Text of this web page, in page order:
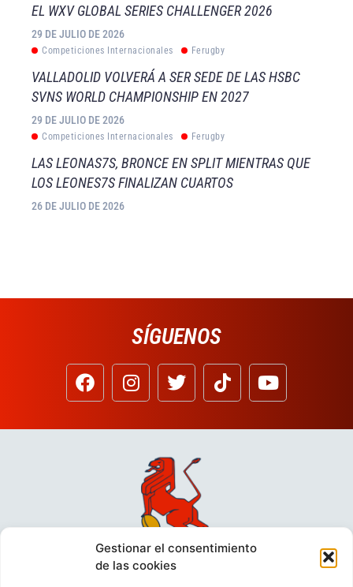
Gestionar el consentimiento
de las cookies
EL WXV GLOBAL SERIES CHALLENGER 2026
29 DE JULIO DE 2026
Competiciones Internacionales Ferugby
VALLADOLID VOLVERÁ A SER SEDE DE LAS HSBC
SVNS WORLD CHAMPIONSHIP EN 2027
29 DE JULIO DE 2026
Competiciones Internacionales Ferugby
LAS LEONAS7S, BRONCE EN SPLIT MIENTRAS QUE
LOS LEONES7S FINALIZAN CUARTOS
26 DE JULIO DE 2026
SÍGUENOS